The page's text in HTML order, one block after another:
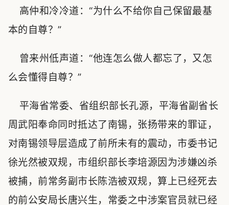
高仲和冷冷道：“为什么不给你自己保留最基
本的自尊？”
曾来州低声道：“他连怎么做人都忘了，又怎
么会懂得自尊？”
平海省常委、省组织部长孔源，平海省副省长
周武阳奉命同时抵达了南锡，张扬带来的罪证，
对南锡领导层造成了前所未有的震动，市委书记
徐光然被双规，市组织部长李培源因为涉嫌凶杀
被捕，前常务副市长陈浩被双规，算上已经死去
的前公安局长唐兴生，常委之中涉案官员就已经